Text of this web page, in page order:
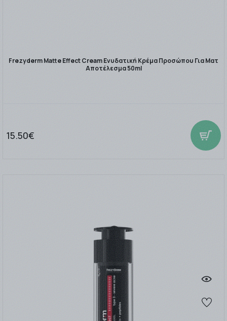
Frezyderm Matte Effect Cream Ενυδατική Κρέμα Προσώπου Για Ματ
Αποτέλεσμα 50ml
15.50€